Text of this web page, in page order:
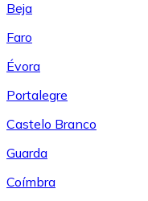
Beja
Faro
Évora
Portalegre
Castelo Branco
Guarda
Coímbra